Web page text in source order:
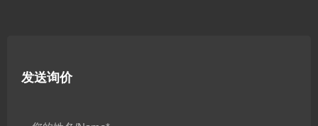
发送询价